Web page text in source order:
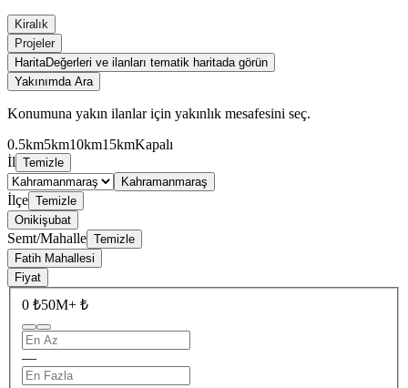
Kiralık
Projeler
HaritaDeğerleri ve ilanları tematik haritada görün
Yakınımda Ara
Konumuna yakın ilanlar için yakınlık mesafesini seç.
0.5km5km10km15kmKapalı
İl Temizle
Kahramanmaraş
İlçe Temizle
Onikişubat
Semt/Mahalle Temizle
Fatih Mahallesi
Fiyat
0 ₺50M+ ₺
—